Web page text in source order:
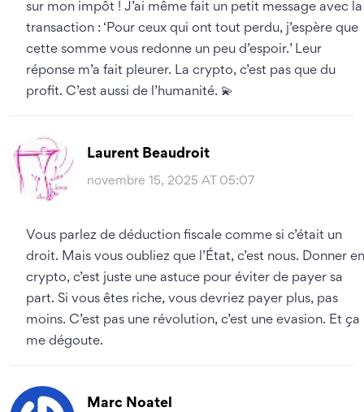
sur mon impôt ! J’ai même fait un petit message avec la
transaction : ‘Pour ceux qui ont tout perdu, j’espère que
cette somme vous redonne un peu d’espoir.’ Leur
réponse m’a fait pleurer. La crypto, c’est pas que du
profit. C’est aussi de l’humanité. 💫
Laurent Beaudroit
novembre 15, 2025 AT 05:07
Vous parlez de déduction fiscale comme si c’était un
droit. Mais vous oubliez que l’État, c’est nous. Donner en
crypto, c’est juste une astuce pour éviter de payer sa
part. Si vous êtes riche, vous devriez payer plus, pas
moins. C’est pas une révolution, c’est une evasion. Et ça
me dégoute.
Marc Noatel